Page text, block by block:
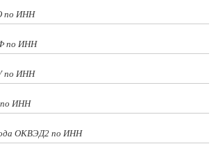
по ИНН
по ИНН
по ИНН
ИНН
ОКВЭД2 по ИНН